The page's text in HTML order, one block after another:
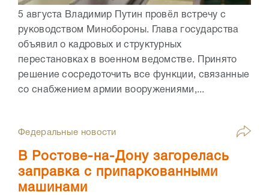
5 августа Владимир Путин провёл встречу с
руководством Минобороны. Глава государства
объявил о кадровых и структурных
перестановках в военном ведомстве. Принято
решение сосредоточить все функции, связанные
со снабжением армии вооружениями,...
Федеральные новости
В Ростове-на-Дону загорелась
заправка с припаркованными
машинами